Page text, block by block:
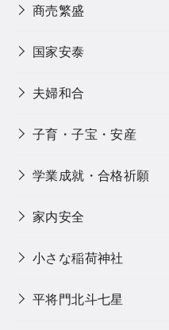
商売繁盛
国家安泰
夫婦和合
子育・子宝・安産
学業成就・合格祈願
家内安全
小さな稲荷神社
平将門北斗七星